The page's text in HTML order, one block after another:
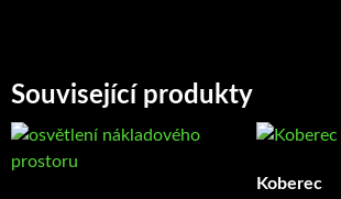
Související produkty
Koberec